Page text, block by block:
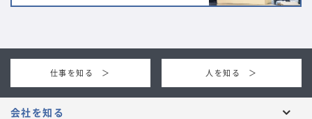
仕事を知る ＞ 人を知る ＞
会社を知る